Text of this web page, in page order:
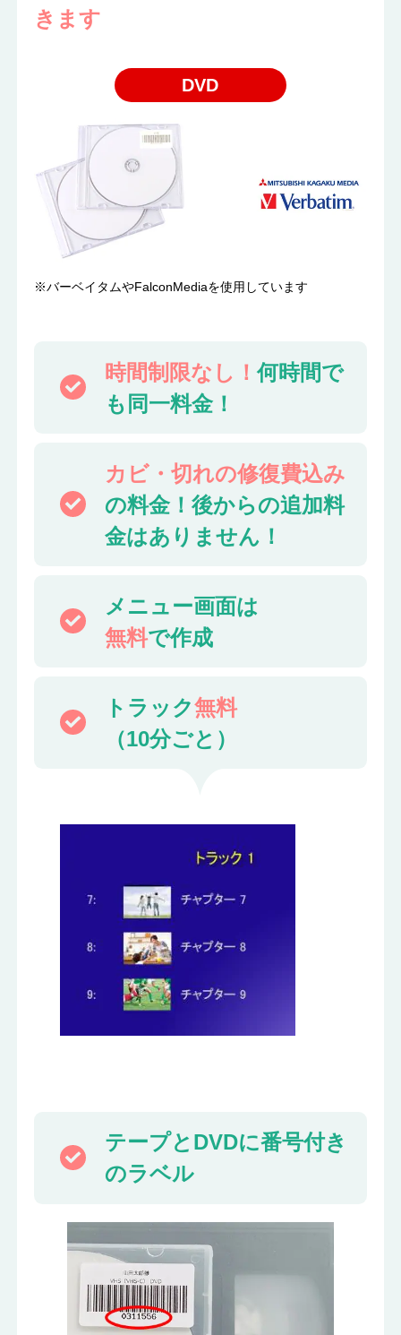
きます
DVD
※バーベイタムやFalconMediaを使用しています
時間制限なし！何時間で
も同一料金！
カビ・切れの修復費込み
の料金！後からの追加料
金はありません！
メニュー画面は
無料で作成
トラック無料
（10分ごと）
テープとDVDに番号付き
のラベル